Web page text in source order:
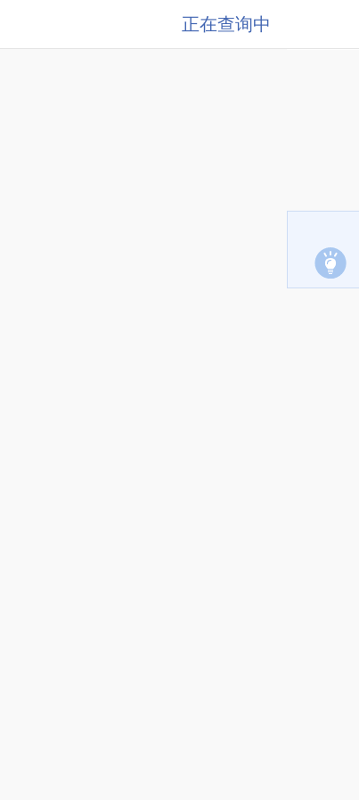
正在查询中